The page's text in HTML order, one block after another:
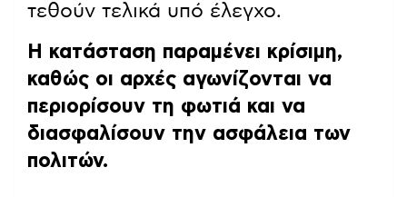
τεθούν τελικά υπό έλεγχο.
Η κατάσταση παραμένει κρίσιμη,
καθώς οι αρχές αγωνίζονται να
περιορίσουν τη φωτιά και να
διασφαλίσουν την ασφάλεια των
πολιτών.